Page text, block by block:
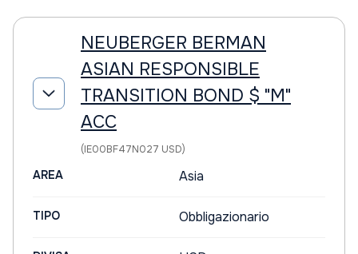
NEUBERGER BERMAN
ASIAN RESPONSIBLE
TRANSITION BOND $ "M"
ACC
(IE00BF47N027 USD)
AREA Asia
TIPO Obbligazionario